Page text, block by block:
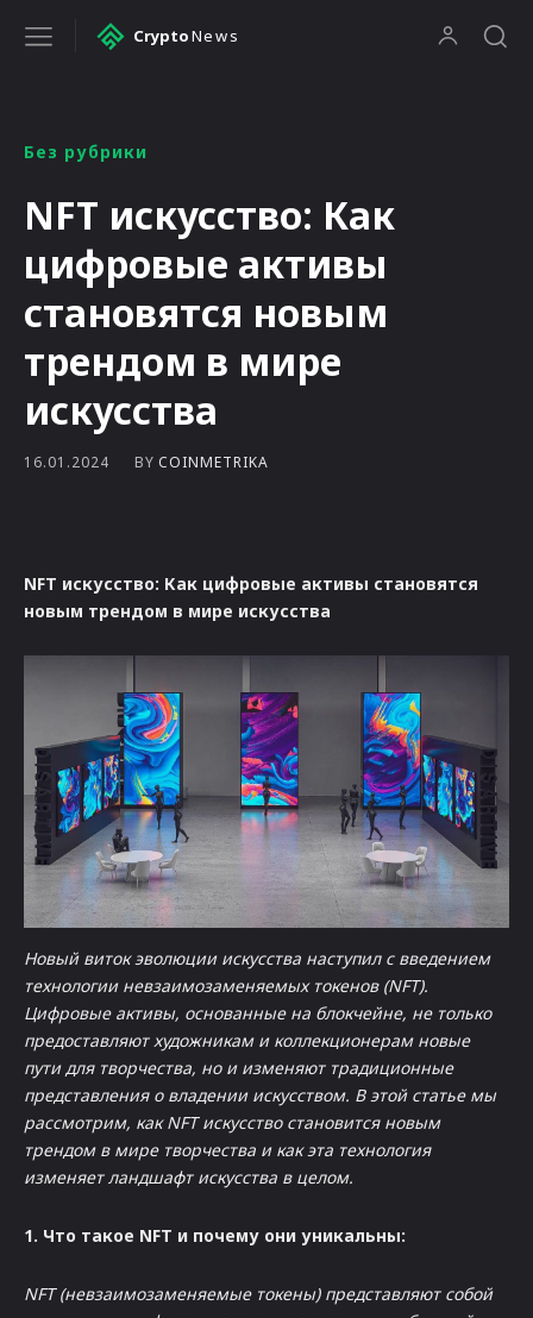
CryptoNews
Без рубрики
NFT искусство: Как
цифровые активы
становятся новым
трендом в мире
искусства
16.01.2024 BY COINMETRIKA
NFT искусство: Как цифровые активы становятся
новым трендом в мире искусства
Новый виток эволюции искусства наступил с введением
технологии невзаимозаменяемых токенов (NFT).
Цифровые активы, основанные на блокчейне, не только
предоставляют художникам и коллекционерам новые
пути для творчества, но и изменяют традиционные
представления о владении искусством. В этой статье мы
рассмотрим, как NFT искусство становится новым
трендом в мире творчества и как эта технология
изменяет ландшафт искусства в целом.
1. Что такое NFT и почему они уникальны:
NFT (невзаимозаменяемые токены) представляют собой